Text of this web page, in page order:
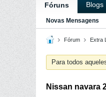
Fóruns Blogs
Novas Mensagens
Fórum Extra
Para todos
Nissan navara